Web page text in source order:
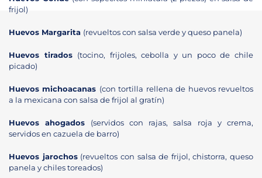
frijol)
Huevos Margarita (revueltos con salsa verde y queso panela)
Huevos tirados (tocino, frijoles, cebolla y un poco de chile
picado)
Huevos michoacanas (con tortilla rellena de huevos revueltos
a la mexicana con salsa de frijol al gratín)
Huevos ahogados (servidos con rajas, salsa roja y crema,
servidos en cazuela de barro)
Huevos jarochos(revueltos con salsa de frijol, chistorra, queso
panela y chiles toreados)